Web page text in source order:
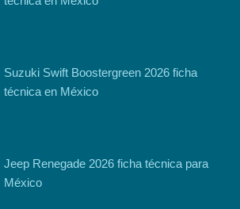
Suzuki Swift Boostergreen 2026 ficha
técnica en México
Jeep Renegade 2026 ficha técnica para
México